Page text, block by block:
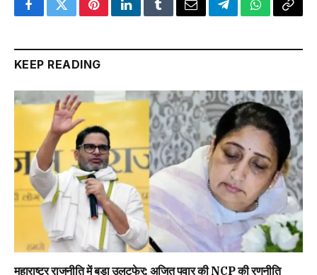
FacebookTwitterPinterestLinkedInTumblrEmailTelegramWhatsApp
Copy
KEEP READING
महाराष्ट्र राजनीति में बड़ा उलटफेर: अजित पवार की NCP की रणनीति